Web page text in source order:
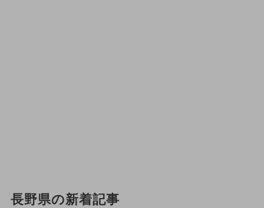
長野県の新着記事